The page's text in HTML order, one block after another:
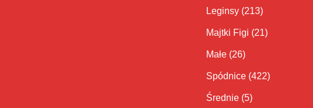
Leginsy (213)
Majtki Figi (21)
Małe (26)
Spódnice (422)
Średnie (5)